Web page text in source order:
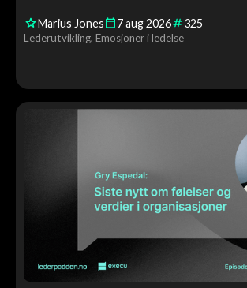
utvikling – og hvorfor ledere må bli bedre
både egne og andres følelser.
Marius Jones 7aug2026 325
Lederutvikling Emosjoner i ledelse